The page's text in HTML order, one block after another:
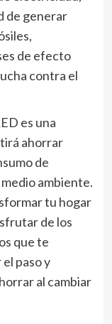
de generar
de efecto
contra el
es una
ahorrar
de
ambiente.
tu hogar
de los
que te
paso y
al cambiar